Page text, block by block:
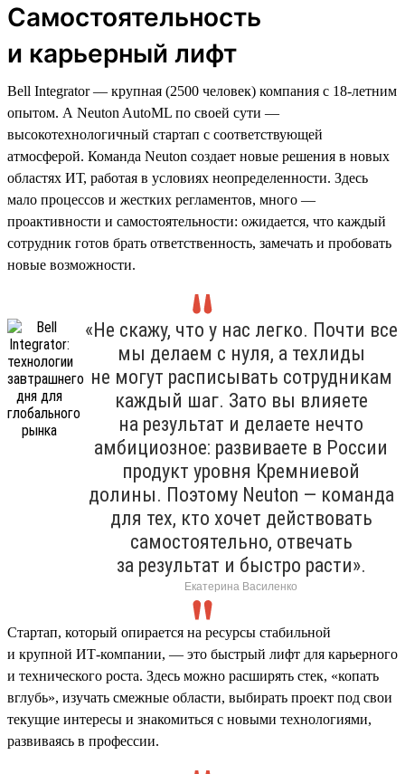
Самостоятельность
и карьерный лифт
Bell Integrator — крупная (2500 человек) компания с 18-летним
опытом. А Neuton AutoML по своей сути —
высокотехнологичный стартап с соответствующей
атмосферой. Команда Neuton создает новые решения в новых
областях ИТ, работая в условиях неопределенности. Здесь
мало процессов и жестких регламентов, много —
проактивности и самостоятельности: ожидается, что каждый
сотрудник готов брать ответственность, замечать и пробовать
новые возможности.
«Не скажу, что у нас легко. Почти все
мы делаем с нуля, а техлиды
не могут расписывать сотрудникам
каждый шаг. Зато вы влияете
на результат и делаете нечто
амбициозное: развиваете в России
продукт уровня Кремниевой
долины. Поэтому Neuton — команда
для тех, кто хочет действовать
самостоятельно, отвечать
за результат и быстро расти».
Екатерина Василенко
Стартап, который опирается на ресурсы стабильной
и крупной ИТ-компании, — это быстрый лифт для карьерного
и технического роста. Здесь можно расширять стек, «копать
вглубь», изучать смежные области, выбирать проект под свои
текущие интересы и знакомиться с новыми технологиями,
развиваясь в профессии.